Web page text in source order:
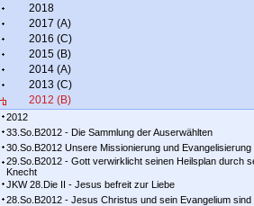
2018
2017 (A)
2016 (C)
2015 (B)
2014 (A)
2013 (C)
2012 (B)
2012
33.So.B2012 - Die Sammlung der Auserwählten
30.So.B2012 Unsere Missionierung und Evangelisierung
29.So.B2012 - Gott verwirklicht seinen Heilsplan durch
Knecht
JKW 28.Die II - Jesus befreit zur Liebe
28.So.B2012 - Jesus Christus und sein Evangelium